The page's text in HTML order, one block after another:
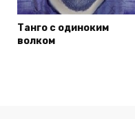
Танго с одиноким
волком